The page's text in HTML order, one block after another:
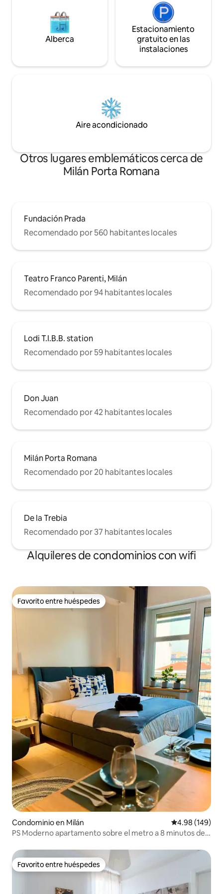
Alberca
Estacionamiento
gratuito en las
instalaciones
Aire acondicionado
Otros lugares emblemáticos cerca de
Milán Porta Romana
Fundación Prada
Recomendado por 560 habitantes locales
Teatro Franco Parenti, Milán
Recomendado por 94 habitantes locales
Lodi T.I.B.B. station
Recomendado por 59 habitantes locales
Don Juan
Recomendado por 42 habitantes locales
Milán Porta Romana
Recomendado por 20 habitantes locales
De la Trebia
Recomendado por 37 habitantes locales
Alquileres de condominios con wifi
Favorito entre huéspedes
Favorito entre huéspedes
Condominio en Milán Calificación
4.98 (149)
PS Moderno apartamento sobre el metro a 8 minutos del
Favorito entre huéspedes
Favorito entre huéspedes